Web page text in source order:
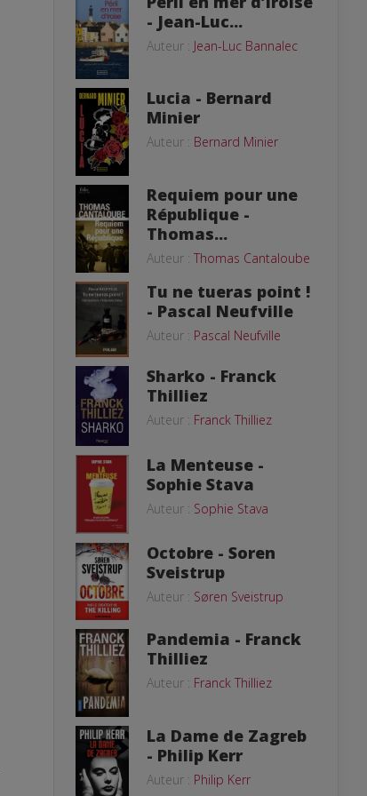
- Jean-Luc...
Auteur : Jean-Luc Bannalec
Lucia - Bernard
Minier
Auteur : Bernard Minier
Requiem pour une
République -
Thomas...
Auteur : Thomas Cantaloube
Tu ne tueras point !
- Pascal Neufville
Auteur : Pascal Neufville
Sharko - Franck
Thilliez
Auteur : Franck Thilliez
La Menteuse -
Sophie Stava
Auteur : Sophie Stava
Octobre - Soren
Sveistrup
Auteur : Søren Sveistrup
Pandemia - Franck
Thilliez
Auteur : Franck Thilliez
La Dame de Zagreb
- Philip Kerr
Auteur : Philip Kerr